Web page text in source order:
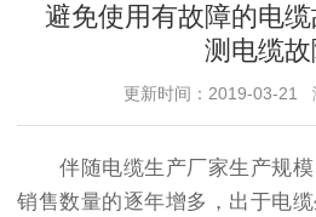
避免使用有故障的电
测电缆
更新时间：2019-03-21
伴随电缆生产厂家生产规模
销售数量的逐年增多，出于电